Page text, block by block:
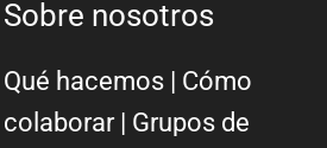
Sobre nosotros
Qué hacemos| Cómo
colaborar| Grupos de